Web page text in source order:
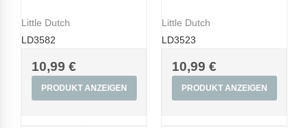
Little Dutch
LD3582
10,99 €
PRODUKT ANZEIGEN
Little Dutch
LD3523
10,99 €
PRODUKT ANZEIGEN